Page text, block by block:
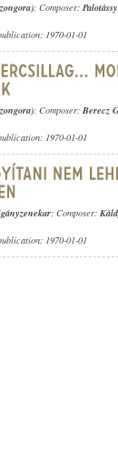
; Composer:
1970-01-01
; Composer: Berecz
1970-01-01
; Composer:
1970-01-01